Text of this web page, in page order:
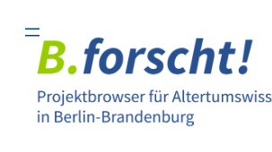
Inhalt
springen